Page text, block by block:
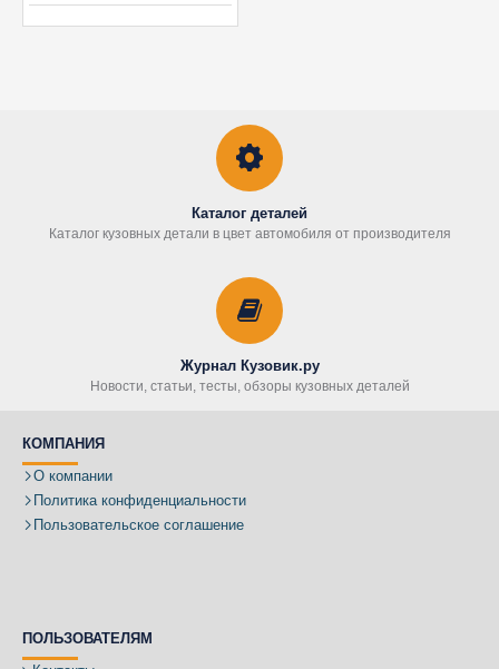
Каталог деталей
Каталог кузовных детали в цвет автомобиля от производителя
Журнал Кузовик.ру
Новости, статьи, тесты, обзоры кузовных деталей
КОМПАНИЯ
О компании
Политика конфиденциальности
Пользовательское соглашение
ПОЛЬЗОВАТЕЛЯМ